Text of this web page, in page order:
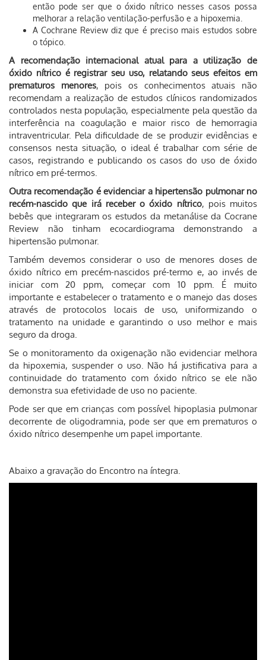
então pode ser que o óxido nítrico nesses casos possa
melhorar a relação ventilação-perfusão e a hipoxemia.
A Cochrane Review diz que é preciso mais estudos sobre
o tópico.
A recomendação internacional atual para a utilização de
óxido nítrico é registrar seu uso, relatando seus efeitos em
prematuros menores, pois os conhecimentos atuais não
recomendam a realização de estudos clínicos randomizados
controlados nesta população, especialmente pela questão da
interferência na coagulação e maior risco de hemorragia
intraventricular. Pela dificuldade de se produzir evidências e
consensos nesta situação, o ideal é trabalhar com série de
casos, registrando e publicando os casos do uso de óxido
nítrico em pré-termos.
Outra recomendação é evidenciar a hipertensão pulmonar no
recém-nascido que irá receber o óxido nítrico, pois muitos
bebês que integraram os estudos da metanálise da Cocrane
Review não tinham ecocardiograma demonstrando a
hipertensão pulmonar.
Também devemos considerar o uso de menores doses de
óxido nítrico em precém-nascidos pré-termo e, ao invés de
iniciar com 20 ppm, começar com 10 ppm. É muito
importante e estabelecer o tratamento e o manejo das doses
através de protocolos locais de uso, uniformizando o
tratamento na unidade e garantindo o uso melhor e mais
seguro da droga.
Se o monitoramento da oxigenação não evidenciar melhora
da hipoxemia, suspender o uso. Não há justificativa para a
continuidade do tratamento com óxido nítrico se ele não
demonstra sua efetividade de uso no paciente.
Pode ser que em crianças com possível hipoplasia pulmonar
decorrente de oligodramnia, pode ser que em prematuros o
óxido nítrico desempenhe um papel importante.
Abaixo a gravação do Encontro na íntegra.